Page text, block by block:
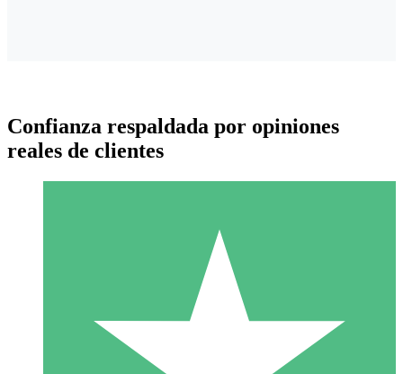
Paquetes de Créditos Individuales
Paga según el uso con créditos de descarga. Sin compromiso
Confianza respaldada por opiniones
reales de clientes